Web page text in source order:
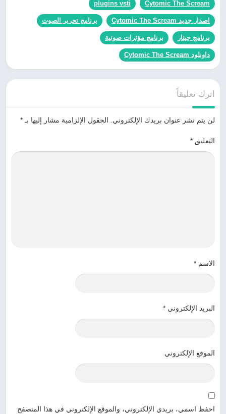
Cytomic The Scream
plugins vsti
اصدار جديد Cytomic The Scream برنامج تحرير الصوت
برنامج جيتار برنامج مؤثرات صوتية
داونلود Cytomic The Scream
اترك تعليقاً
لن يتم نشر عنوان بريدك الإلكتروني. الحقول الإلزامية مشار إليها بـ *
التعليق *
الاسم *
البريد الإلكتروني *
الموقع الإلكتروني
احفظ اسمي، بريدي الإلكتروني، والموقع الإلكتروني في هذا المتصفح